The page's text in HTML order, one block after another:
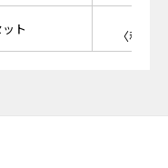
ト
〈税抜